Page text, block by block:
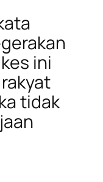
ini
tidak